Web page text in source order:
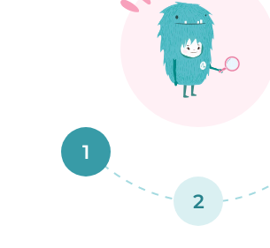
1
2